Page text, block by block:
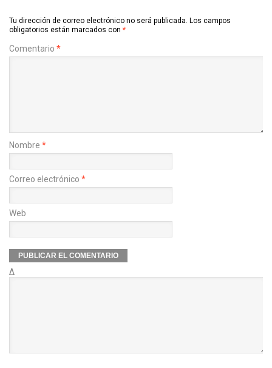
Tu dirección de correo electrónico no será publicada. Los campos
obligatorios están marcados con *
Comentario *
Nombre *
Correo electrónico *
Web
Δ